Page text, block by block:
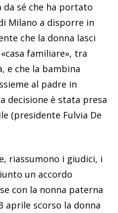
sé che ha portato
Milano a disporre in
che la donna lasci
familiare», tra
e che la bambina
al padre in
decisione è stata presa
(presidente Fulvia De
riassumono i giudici, i
un accordo
con la nonna paterna
aprile scorso la donna